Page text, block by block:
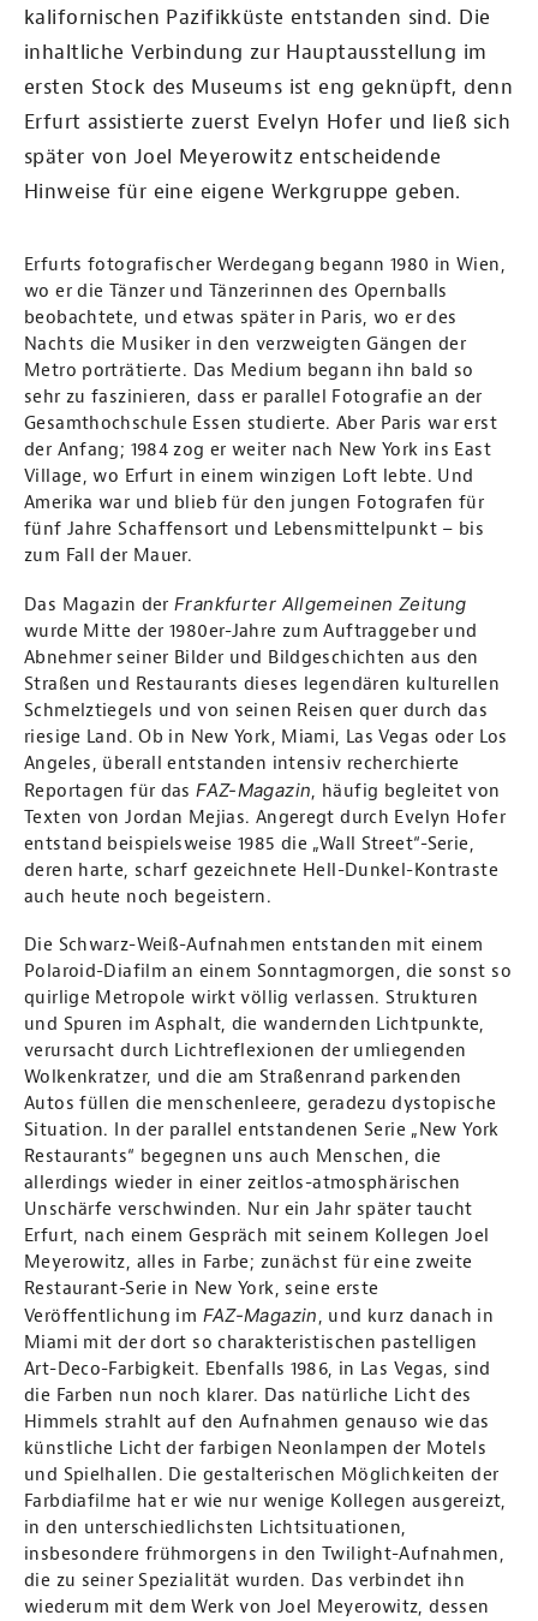
kalifornischen Pazifikküste entstanden sind. Die
inhaltliche Verbindung zur Hauptausstellung im
ersten Stock des Museums ist eng geknüpft, denn
Erfurt assistierte zuerst Evelyn Hofer und ließ sich
später von Joel Meyerowitz entscheidende
Hinweise für eine eigene Werkgruppe geben.
Erfurts fotografischer Werdegang begann 1980 in Wien,
wo er die Tänzer und Tänzerinnen des Opernballs
beobachtete, und etwas später in Paris, wo er des
Nachts die Musiker in den verzweigten Gängen der
Metro porträtierte. Das Medium begann ihn bald so
sehr zu faszinieren, dass er parallel Fotografie an der
Gesamthochschule Essen studierte. Aber Paris war erst
der Anfang; 1984 zog er weiter nach New York ins East
Village, wo Erfurt in einem winzigen Loft lebte. Und
Amerika war und blieb für den jungen Fotografen für
fünf Jahre Schaffensort und Lebensmittelpunkt – bis
zum Fall der Mauer.
Das Magazin der Frankfurter Allgemeinen Zeitung
wurde Mitte der 1980er-Jahre zum Auftraggeber und
Abnehmer seiner Bilder und Bildgeschichten aus den
Straßen und Restaurants dieses legendären kulturellen
Schmelztiegels und von seinen Reisen quer durch das
riesige Land. Ob in New York, Miami, Las Vegas oder Los
Angeles, überall entstanden intensiv recherchierte
Reportagen für dasFAZ-Magazin, häufig begleitet von
Texten von Jordan Mejias. Angeregt durch Evelyn Hofer
entstand beispielsweise 1985 die „Wall Street“-Serie,
deren harte, scharf gezeichnete Hell-Dunkel-Kontraste
auch heute noch begeistern.
Die Schwarz-Weiß-Aufnahmen entstanden mit einem
Polaroid-Diafilm an einem Sonntagmorgen, die sonst so
quirlige Metropole wirkt völlig verlassen. Strukturen
und Spuren im Asphalt, die wandernden Lichtpunkte,
verursacht durch Lichtreflexionen der umliegenden
Wolkenkratzer, und die am Straßenrand parkenden
Autos füllen die menschenleere, geradezu dystopische
Situation. In der parallel entstandenen Serie „New York
Restaurants“ begegnen uns auch Menschen, die
allerdings wieder in einer zeitlos-atmosphärischen
Unschärfe verschwinden. Nur ein Jahr später taucht
Erfurt, nach einem Gespräch mit seinem Kollegen Joel
Meyerowitz, alles in Farbe; zunächst für eine zweite
Restaurant-Serie in New York, seine erste
Veröffentlichung im FAZ-Magazin, und kurz danach in
Miami mit der dort so charakteristischen pastelligen
Art-Deco-Farbigkeit. Ebenfalls 1986, in Las Vegas, sind
die Farben nun noch klarer. Das natürliche Licht des
Himmels strahlt auf den Aufnahmen genauso wie das
künstliche Licht der farbigen Neonlampen der Motels
und Spielhallen. Die gestalterischen Möglichkeiten der
Farbdiafilme hat er wie nur wenige Kollegen ausgereizt,
in den unterschiedlichsten Lichtsituationen,
insbesondere frühmorgens in den Twilight-Aufnahmen,
die zu seiner Spezialität wurden. Das verbindet ihn
wiederum mit dem Werk von Joel Meyerowitz, dessen